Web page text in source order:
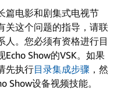
篇电影和剧集式电视节
关这个问题的指导，请联
人。您必须有资格进行目
Show的VSK。如果
先执行目录集成步骤 ，然
Show设备视频技能。